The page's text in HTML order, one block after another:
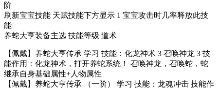
阶
刷新宝宝技能 天赋技能下方显示 1 宝宝攻击时几率释放此技
能
养蛇大亨装备主选 技能等级 道术
【佩戴】养蛇大亨传承 学习 技能：化龙神术 3 召唤神龙 3 技
能作用：化龙神术，打开养蛇系统！ 召唤神龙，召唤蛇，蛇
继承自身基础属性+人物属性
【佩戴】养蛇大亨传承 （一阶） 学习 技能：龙魂冲击 技能作